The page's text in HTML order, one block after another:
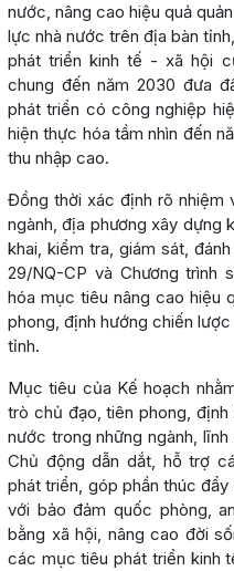
nước, nâng cao hiệu quả
lực nhà nước trên địa bàn
phát triển kinh tế - xã hội
chung đến năm 2030 đưa
phát triển có công nghiệp
hiện thực hóa tầm nhìn đến
thu nhập cao.
Đồng thời xác định rõ
ngành, địa phương xây dựng
khai, kiểm tra, giám sát,
29/NQ-CP và Chương trình
hóa mục tiêu nâng cao hiệu
phong, định hướng chiến
tỉnh.
Mục tiêu của Kế hoạch
trò chủ đạo, tiên phong,
nước trong những ngành,
Chủ động dẫn dắt, hỗ trợ
phát triển, góp phần thúc
với bảo đảm quốc phòng,
bằng xã hội, nâng cao đời
các mục tiêu phát triển kinh